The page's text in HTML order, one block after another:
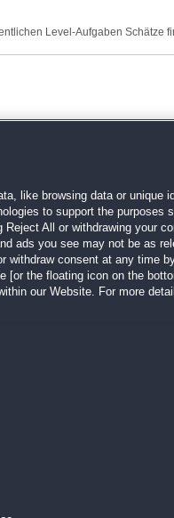
Level-Aufgaben Schätze
sehr nett gemacht
hat Spaß gemacht.mehr »
Länge. Toll!
durch. Schade!
Kritik an: Einfach nur die Level
like browsing data or unique
to support the purposes
All or withdrawing your
ads you see may not be as
withdraw consent at any time
[or the floating icon on the
our Website. For more